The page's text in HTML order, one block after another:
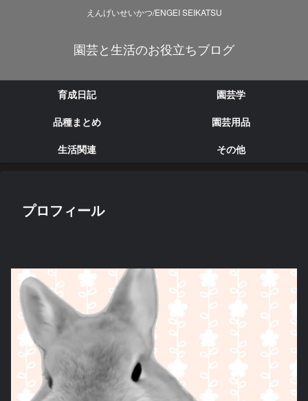
えんげいせいかつ/ENGEI SEIKATSU
園芸と生活のお役立ちブログ
育成日記
園芸学
品種まとめ
園芸用品
生活関連
その他
プロフィール